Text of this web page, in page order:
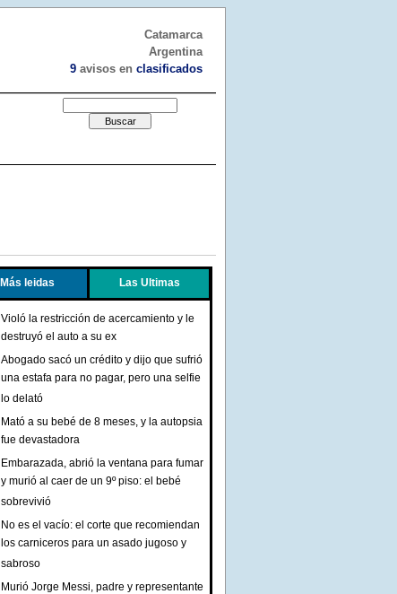
Catamarca
Argentina
9 avisos en clasificados
Más leidas Las Ultimas
Violó la restricción de acercamiento y le
destruyó el auto a su ex
Abogado sacó un crédito y dijo que sufrió
una estafa para no pagar, pero una selfie
lo delató
Mató a su bebé de 8 meses, y la autopsia
fue devastadora
Embarazada, abrió la ventana para fumar
y murió al caer de un 9º piso: el bebé
sobrevivió
No es el vacío: el corte que recomiendan
los carniceros para un asado jugoso y
sabroso
Murió Jorge Messi, padre y representante